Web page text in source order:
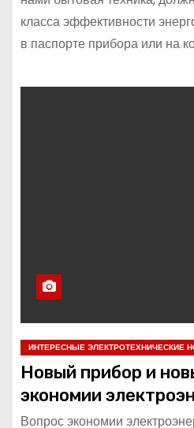
класса эффективности
в паспорте прибора или на
ИНТЕРЕСНЫЕ ЭЛЕКТРОТЕХНИЧЕСКИЕ
Новый прибор и
экономии
Вопрос экономии